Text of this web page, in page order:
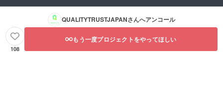
QUALITYTRUSTJAPANさんへアンコール
108
もう一度プロジェクトをやってほしい